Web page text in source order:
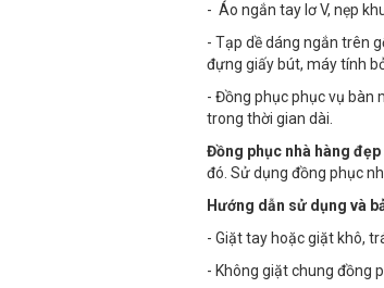
- Áo ngắn tay lơ V, nẹp
- Tạp dề dáng ngắn trên
đựng giấy bút, máy tính
- Đồng phục phục vụ bàn
trong thời gian dài.
Đồng phục nhà hàng đẹp
đó. Sử dụng đồng phục
Hướng dẫn sử dụng và
- Giặt tay hoặc giặt khô,
- Không giặt chung đồng